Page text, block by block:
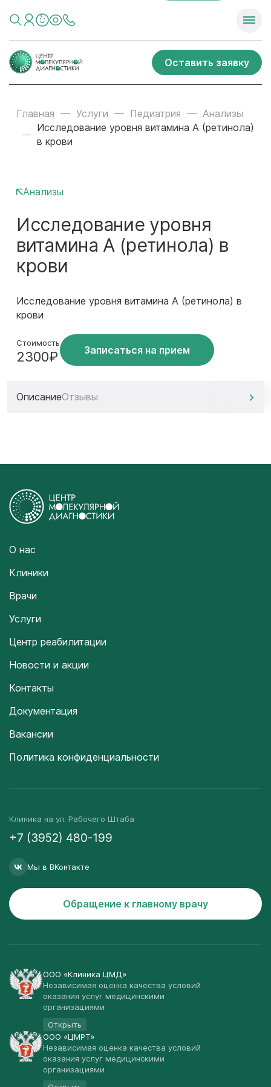
Оставить заявку
Главная Услуги Педиатрия
Анализы
Исследование уровня витамина A (ретинола)
в крови
Анализы
Исследование уровня
витамина A (ретинола) в
крови
Исследование уровня витамина A (ретинола) в
крови
Стоимость
2300₽ Записаться на прием
ОписаниеОтзывы
О нас
Клиники
Врачи
Услуги
Центр реабилитации
Новости и акции
Контакты
Документация
Вакансии
Политика конфиденциальности
Клиника на ул. Рабочего Штаба
+7 (3952) 480-199
Мы в ВКонтакте
Обращение к главному врачу
ООО «Клиника ЦМД»
Независимая оценка качества условий
оказания услуг медицинскими
организациями
Открыть
ООО «ЦМРТ»
Независимая оценка качества условий
оказания услуг медицинскими
организациями